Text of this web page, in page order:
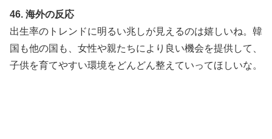
46. 海外の反応
出生率のトレンドに明るい兆しが見えるのは嬉しいね。韓
国も他の国も、女性や親たちにより良い機会を提供して、
子供を育てやすい環境をどんどん整えていってほしいな。